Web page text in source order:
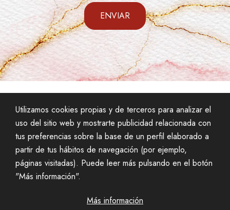
ENVIAR
AVISO LEGAL
POLÍTICA DE PRIVACIDAD
POLÍTICA DE COOKIES
Utilizamos cookies propias y de terceros para analizar el
uso del sitio web y mostrarte publicidad relacionada con
tus preferencias sobre la base de un perfil elaborado a
partir de tus hábitos de navegación (por ejemplo,
páginas visitadas). Puede leer más pulsando en el botón
"Más información".
Más información